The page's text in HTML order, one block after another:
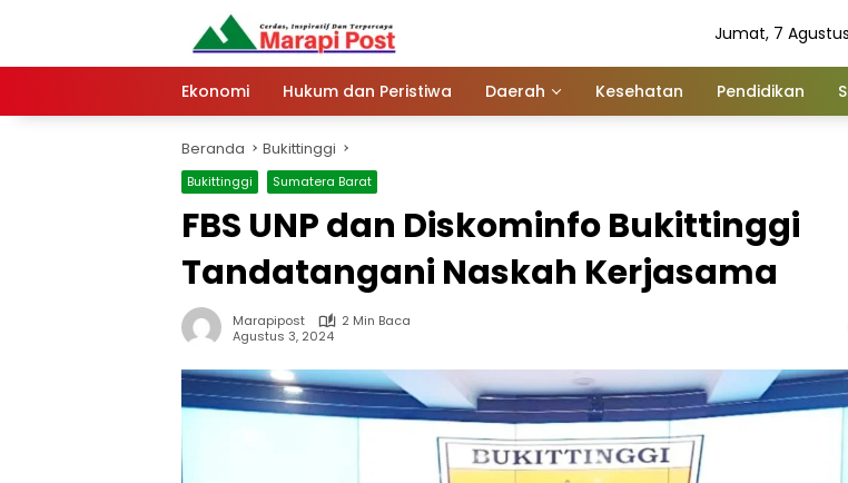
Jumat, 7
Ekonomi Hukum dan Peristiwa Daerah Kesehatan Pendidikan
Beranda Bukittinggi
Bukittinggi Sumatera Barat
FBS UNP dan Diskominfo Bukittinggi
Tandatangani Naskah Kerjasama
Marapipost
2 Min Baca
Agustus 3, 2024